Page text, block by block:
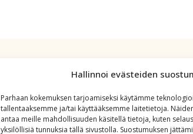
Hallinnoi evästeiden
Parhaan kokemuksen tarjoamiseksi käytämme
tallentaaksemme ja/tai käyttääksemme laitetietoja.
antaa meille mahdollisuuden käsitellä tietoja, kuten
yksilöllisiä tunnuksia tällä sivustolla. Suostumuksen